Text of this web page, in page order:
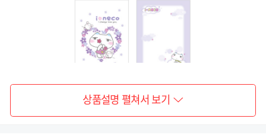
상품설명 펼쳐서 보기